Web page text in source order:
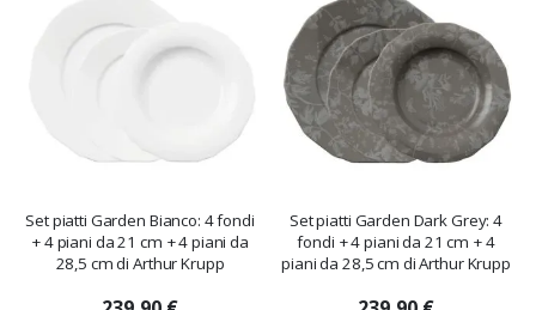
Set piatti Garden Bianco: 4 fondi
+ 4 piani da 21 cm + 4 piani da
28,5 cm di Arthur Krupp
Set piatti Garden Dark Grey: 4
fondi + 4 piani da 21 cm + 4
piani da 28,5 cm di Arthur Krupp